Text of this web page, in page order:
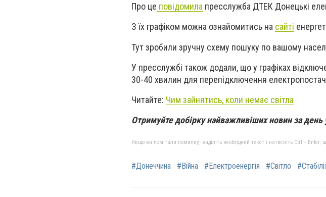
Про це повідомила пресслужба ДТЕК Донецькі
З їх графіком можна ознайомитись на сайті
Тут зробили зручну схему пошуку по вашому
У пресслужбі також додали, що у графіках
30-40 хвилин для перепідключення
Читайте: Чим зайнятись, коли немає світла
Отримуйте добірку найважливіших новин за день
Якщо ви помітили помилку, виділіть необхідний текст і натисніть Ctrl + Enter,
#Донеччина #Війна #Електроенергія #Світло